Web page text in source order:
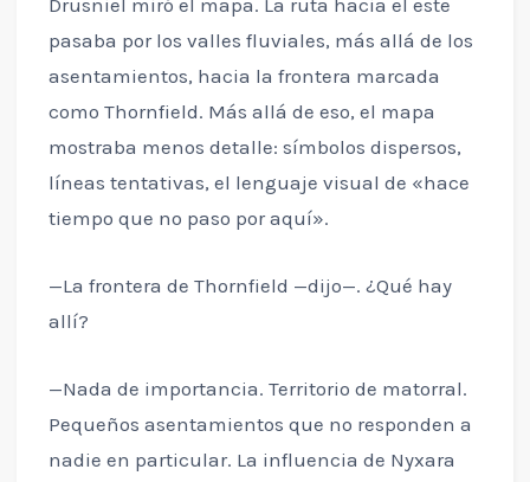
pasaba por los valles fluviales, más allá de los
asentamientos, hacia la frontera marcada
como Thornfield. Más allá de eso, el mapa
mostraba menos detalle: símbolos dispersos,
líneas tentativas, el lenguaje visual de «hace
tiempo que no paso por aquí».
—La frontera de Thornfield —dijo—. ¿Qué hay
allí?
—Nada de importancia. Territorio de matorral.
Pequeños asentamientos que no responden a
nadie en particular. La influencia de Nyxara